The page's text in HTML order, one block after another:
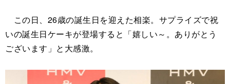
この日、26歳の誕生日を迎えた相楽。サプライズで祝
いの誕生日ケーキが登場すると「嬉しい～。ありがとう
ございます」と大感激。